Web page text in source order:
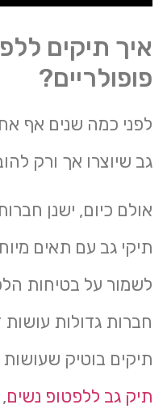
איך תיקים
פופולריים?
לפני כמה שנים אף
גב שיוצרו אך ורק
אולם כיום, ישנן
תיקי גב עם תאים
לשמור על בטיחות
חברות גדולות
תיקים בוטיק
תיק גב ללפטופ נשים,